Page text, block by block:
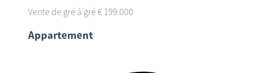
Vente de gré à gré € 199.000
Appartement